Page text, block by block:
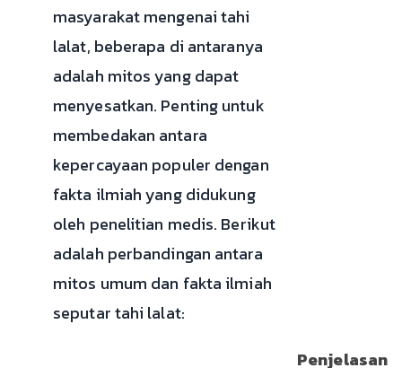
masyarakat mengenai tahi
lalat, beberapa di antaranya
adalah mitos yang dapat
menyesatkan. Penting untuk
membedakan antara
kepercayaan populer dengan
fakta ilmiah yang didukung
oleh penelitian medis. Berikut
adalah perbandingan antara
mitos umum dan fakta ilmiah
seputar tahi lalat:
Penjelasan